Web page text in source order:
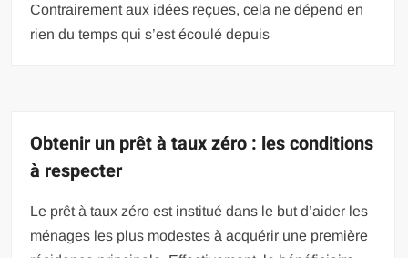
Contrairement aux idées reçues, cela ne dépend en
rien du temps qui s’est écoulé depuis
Obtenir un prêt à taux zéro : les conditions
à respecter
Le prêt à taux zéro est institué dans le but d’aider les
ménages les plus modestes à acquérir une première